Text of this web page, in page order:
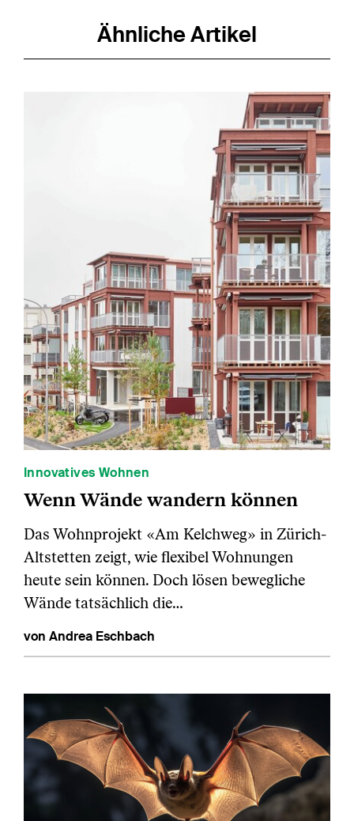
Ähnliche Artikel
Innovatives Wohnen
Wenn Wände wandern können
Das Wohnprojekt «Am Kelchweg» in Zürich-
Altstetten zeigt, wie flexibel Wohnungen
heute sein können. Doch lösen bewegliche
Wände tatsächlich die…
von Andrea Eschbach